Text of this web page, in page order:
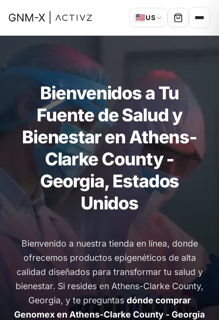
🇺🇸US
Bienvenidos a Tu
Fuente de Salud y
Bienestar en Athens-
Clarke County -
Georgia, Estados
Unidos
Bienvenido a nuestra tienda en línea, donde
ofrecemos productos epigenéticos de alta
calidad diseñados para transformar tu salud y
bienestar. Si resides en Athens-Clarke County,
Georgia, y te preguntasdónde comprar
Genomex en Athens-Clarke County - Georgia